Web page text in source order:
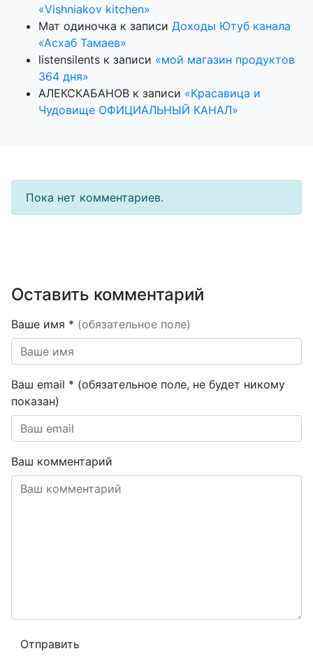
«Vishniakov kitchen»
Мат одиночка к записи Доходы Ютуб канала
«Асхаб Тамаев»
listensilents к записи «мой магазин продуктов
364 дня»
АЛЕКСКАБАНОВ к записи «Красавица и
Чудовище ОФИЦИАЛЬНЫЙ КАНАЛ»
Пока нет комментариев.
Оставить комментарий
Ваше имя * (обязательное поле)
Ваш email * (обязательное поле, не будет никому
показан)
Ваш комментарий